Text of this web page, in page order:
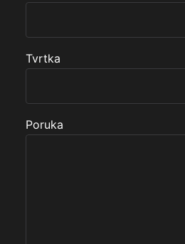
Tvrtka
Poruka